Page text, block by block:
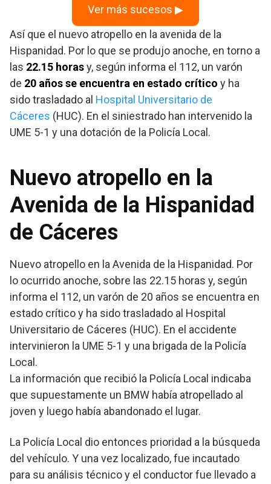
Ver más sucesos ▶
Así que el nuevo atropello en la avenida de la
Hispanidad. Por lo que se produjo anoche, en torno a
las 22.15 horasy, según informa el 112, un varón
de 20 años se encuentra en estado crítico y ha
sido trasladado al Hospital Universitario de
Cáceres (HUC). En el siniestrado han intervenido la
UME 5-1 y una dotación de la Policía Local.
Nuevo atropello en la
Avenida de la Hispanidad
de Cáceres
Nuevo atropello en la Avenida de la Hispanidad. Por
lo ocurrido anoche, sobre las 22.15 horas y, según
informa el 112, un varón de 20 años se encuentra en
estado crítico y ha sido trasladado al Hospital
Universitario de Cáceres (HUC). En el accidente
intervinieron la UME 5-1 y una brigada de la Policía
Local.
La información que recibió la Policía Local indicaba
que supuestamente un BMW había atropellado al
joven y luego había abandonado el lugar.
La Policía Local dio entonces prioridad a la búsqueda
del vehículo. Y una vez localizado, fue incautado
para su análisis técnico y el conductor fue llevado a